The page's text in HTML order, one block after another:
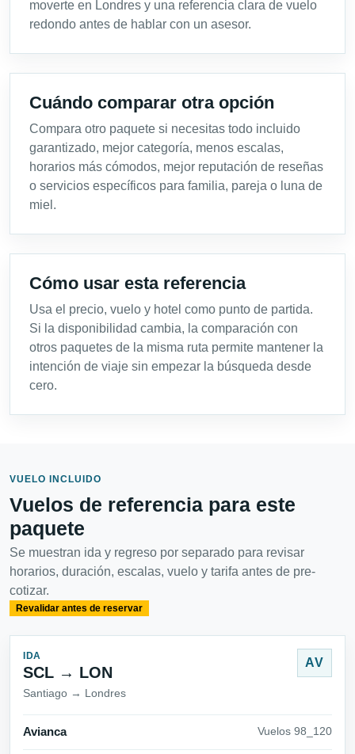
moverte en Londres y una referencia clara de vuelo
redondo antes de hablar con un asesor.
Cuándo comparar otra opción
Compara otro paquete si necesitas todo incluido
garantizado, mejor categoría, menos escalas,
horarios más cómodos, mejor reputación de reseñas
o servicios específicos para familia, pareja o luna de
miel.
Cómo usar esta referencia
Usa el precio, vuelo y hotel como punto de partida.
Si la disponibilidad cambia, la comparación con
otros paquetes de la misma ruta permite mantener la
intención de viaje sin empezar la búsqueda desde
cero.
VUELO INCLUIDO
Vuelos de referencia para este
paquete
Se muestran ida y regreso por separado para revisar
horarios, duración, escalas, vuelo y tarifa antes de pre-
cotizar.
Revalidar antes de reservar
IDA
SCL → LON
Santiago → Londres
AV
Avianca Vuelos 98_120